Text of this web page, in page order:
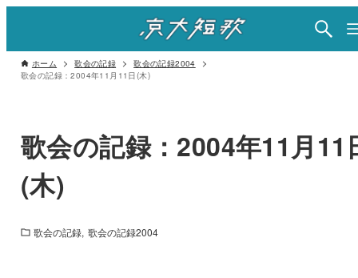
ホーム 歌会の記録
歌会の記録2004
歌会の記録：2004年11月11日(木)
歌会の記録：2004年11月11
(木)
歌会の記録 歌会の記録2004